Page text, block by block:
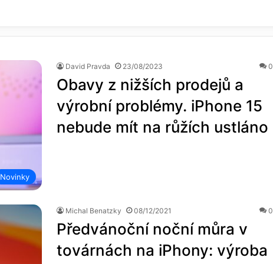
Novinky
David Pravda 23/08/2023 0
Obavy z nižších prodejů a
výrobní problémy. iPhone 15
nebude mít na růžích ustláno
Michal Benatzky 08/12/2021 0
Předvánoční noční můra v
továrnách na iPhony: výroba